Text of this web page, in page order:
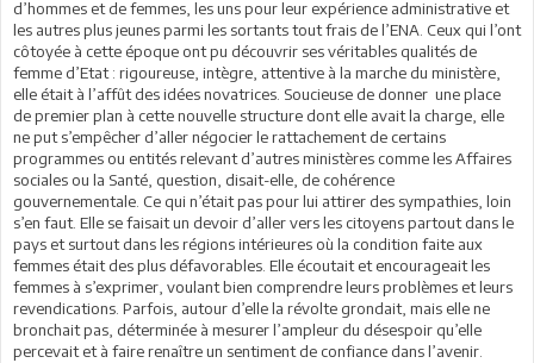
d’hommes et de femmes, les uns pour leur expérience administrative et
les autres plus jeunes parmi les sortants tout frais de l’ENA. Ceux qui l’ont
côtoyée à cette époque ont pu découvrir ses véritables qualités de
femme d’Etat : rigoureuse, intègre, attentive à la marche du ministère,
elle était à l’affût des idées novatrices. Soucieuse de donner une place
de premier plan à cette nouvelle structure dont elle avait la charge, elle
ne put s’empêcher d’aller négocier le rattachement de certains
programmes ou entités relevant d’autres ministères comme les Affaires
sociales ou la Santé, question, disait-elle, de cohérence
gouvernementale. Ce qui n’était pas pour lui attirer des sympathies, loin
s’en faut. Elle se faisait un devoir d’aller vers les citoyens partout dans le
pays et surtout dans les régions intérieures où la condition faite aux
femmes était des plus défavorables. Elle écoutait et encourageait les
femmes à s’exprimer, voulant bien comprendre leurs problèmes et leurs
revendications. Parfois, autour d’elle la révolte grondait, mais elle ne
bronchait pas, déterminée à mesurer l’ampleur du désespoir qu’elle
percevait et à faire renaître un sentiment de confiance dans l’avenir.